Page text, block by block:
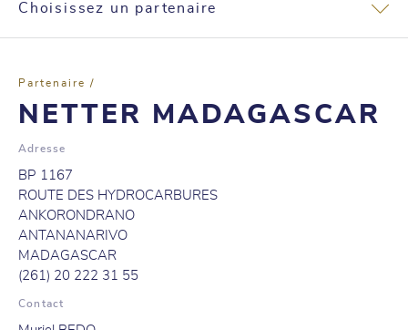
Choisissez un partenaire
Partenaire /
NETTER MADAGASCAR
Adresse
BP 1167
ROUTE DES HYDROCARBURES
ANKORONDRANO
ANTANANARIVO
MADAGASCAR
(261) 20 222 31 55
Contact